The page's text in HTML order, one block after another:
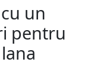
un
pentru